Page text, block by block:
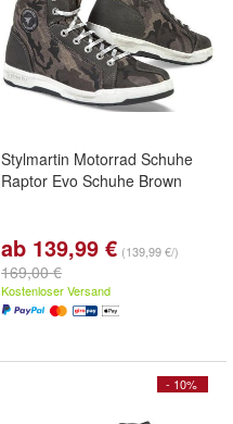
Stylmartin Motorrad Schuhe
Raptor Evo Schuhe Brown
ab 139,99 € (139,99 €/)
169,00 €
Kostenloser Versand
- 10%